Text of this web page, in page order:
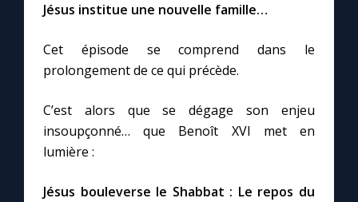
À la une
1000 Raisons de Croire
Contact
Jésus institue une nouvelle famille…
Cet épisode se comprend dans le
prolongement de ce qui précède.
C’est alors que se dégage son enjeu
insoupçonné… que Benoît XVI met en
lumière :
Jésus bouleverse le Shabbat : Le repos du